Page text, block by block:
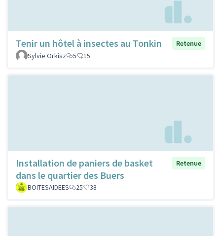
Tenir un hôtel à insectes au Tonkin
Retenue
Sylvie Orkisz
5 15
Installation de paniers de basket
dans le quartier des Buers
Retenue
BOITESAIDEES 25 38